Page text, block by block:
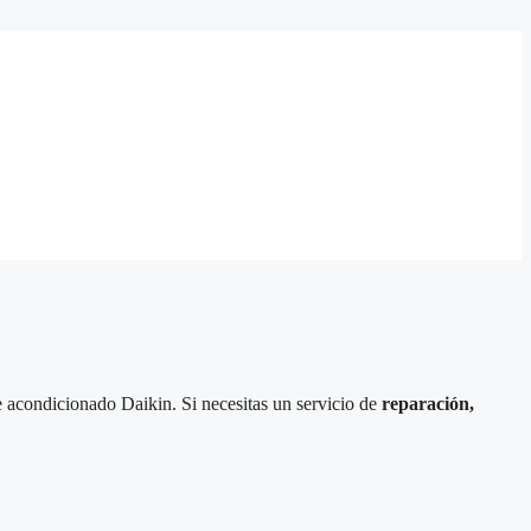
Daikin. Si necesitas un servicio de reparación,